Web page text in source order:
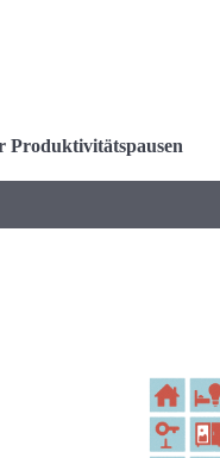
Produktivitätspausen